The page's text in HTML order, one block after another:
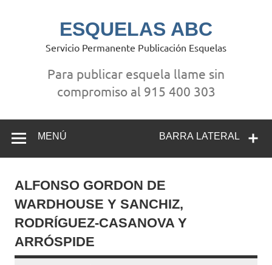
ESQUELAS ABC
Servicio Permanente Publicación Esquelas
Para publicar esquela llame sin
compromiso al 915 400 303
BARRA LATERAL
MENÚ
ALFONSO GORDON DE
WARDHOUSE Y SANCHIZ,
RODRÍGUEZ-CASANOVA Y
ARRÓSPIDE